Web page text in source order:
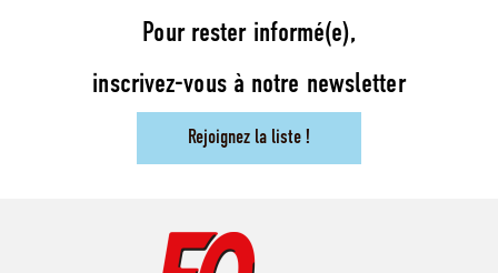
Pour rester informé(e),
inscrivez-vous à notre newsletter
Rejoignez la liste !